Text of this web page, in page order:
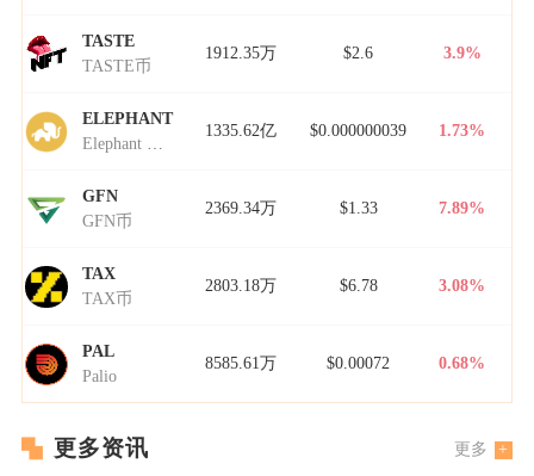
TASTE
TASTE币
1912.35万 $2.6 3.9%
ELEPHANT
Elephant Money
1335.62亿 $0.000000039 1.73%
GFN
GFN币
2369.34万 $1.33 7.89%
TAX
TAX币
2803.18万 $6.78 3.08%
PAL
Palio
8585.61万 $0.00072 0.68%
更多资讯 更多